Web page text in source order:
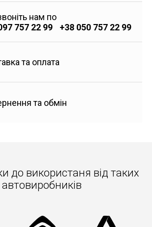
нам по
757 22 99
+38 050 757 22 99
та оплата
та обмін
до використаня вiд таких
автовиробників